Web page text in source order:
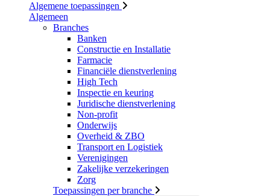
Algemene toepassingen
Algemeen
Branches
Banken
Constructie en Installatie
Farmacie
Financiële dienstverlening
High Tech
Inspectie en keuring
Juridische dienstverlening
Non-profit
Onderwijs
Overheid & ZBO
Transport en Logistiek
Verenigingen
Zakelijke verzekeringen
Zorg
Toepassingen per branche